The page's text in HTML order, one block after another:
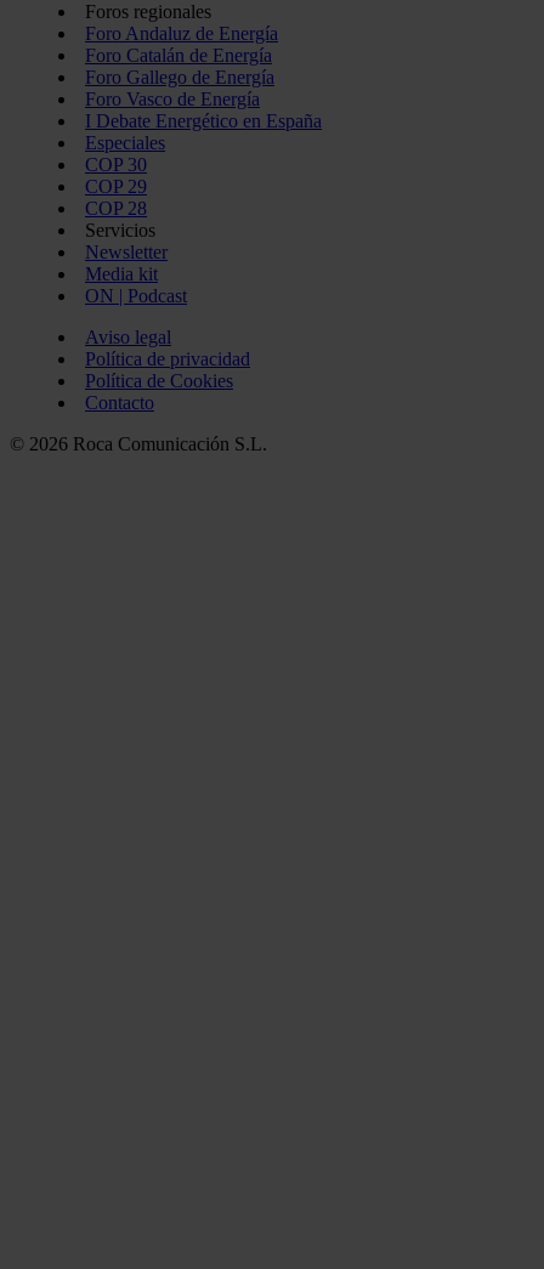
Foros regionales
Foro Andaluz de Energía
Foro Catalán de Energía
Foro Gallego de Energía
Foro Vasco de Energía
I Debate Energético en España
Especiales
COP 30
COP 29
COP 28
Servicios
Newsletter
Media kit
ON | Podcast
Aviso legal
Política de privacidad
Política de Cookies
Contacto
© 2026 Roca Comunicación S.L.